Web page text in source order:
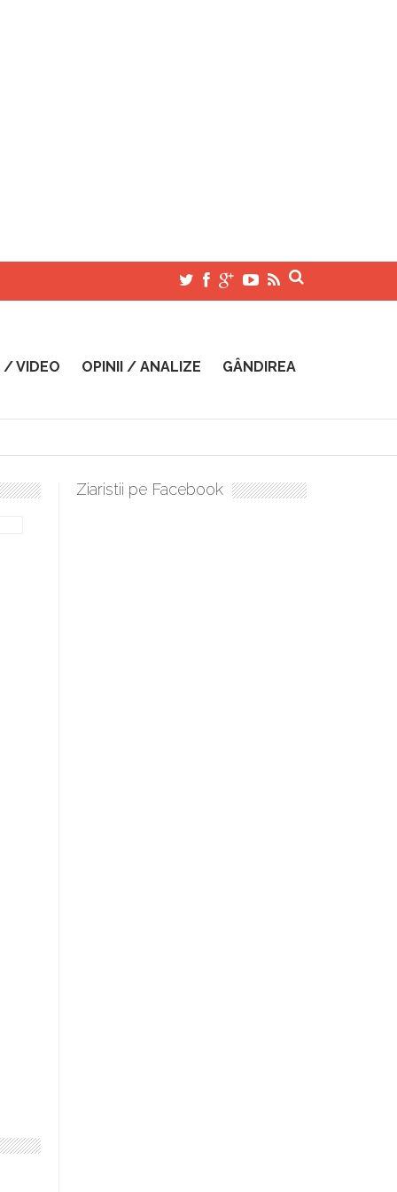
/ VIDEO OPINII / ANALIZE GÂNDIREA
sculați, boieri mari! Sara Nukina are nevoie de ajutorul nostru!
Ziaristii pe Facebook